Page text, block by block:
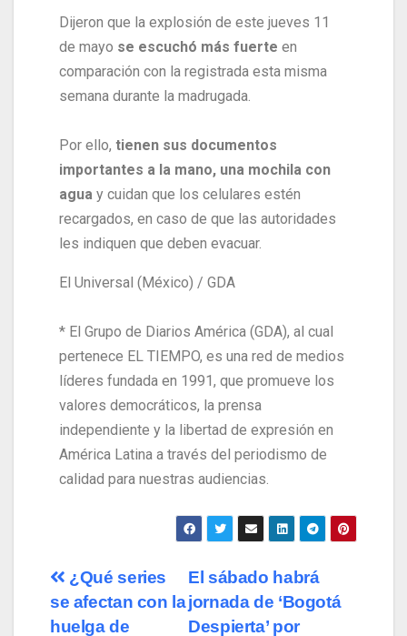
Dijeron que la explosión de este jueves 11
de mayo se escuchó más fuerte en
comparación con la registrada esta misma
semana durante la madrugada.
Por ello, tienen sus documentos
importantes a la mano, una mochila con
agua y cuidan que los celulares estén
recargados, en caso de que las autoridades
les indiquen que deben evacuar.
El Universal (México) / GDA
* El Grupo de Diarios América (GDA), al cual
pertenece EL TIEMPO, es una red de medios
líderes fundada en 1991, que promueve los
valores democráticos, la prensa
independiente y la libertad de expresión en
América Latina a través del periodismo de
calidad para nuestras audiencias.
El sábado habrá
jornada de ‘Bogotá
Despierta’ por
¿Qué series
se afectan con la
huelga de